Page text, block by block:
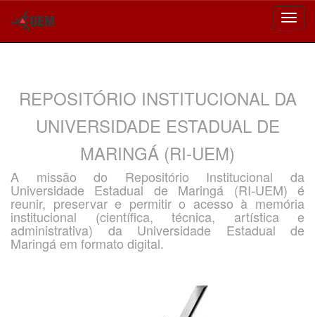
REPOSITÓRIO INSTITUCIONAL DA
UNIVERSIDADE ESTADUAL DE
MARINGÁ (RI-UEM)
A missão do Repositório Institucional da
Universidade Estadual de Maringá (RI-UEM) é
reunir, preservar e permitir o acesso à memória
institucional (científica, técnica, artística e
administrativa) da Universidade Estadual de
Maringá em formato digital.